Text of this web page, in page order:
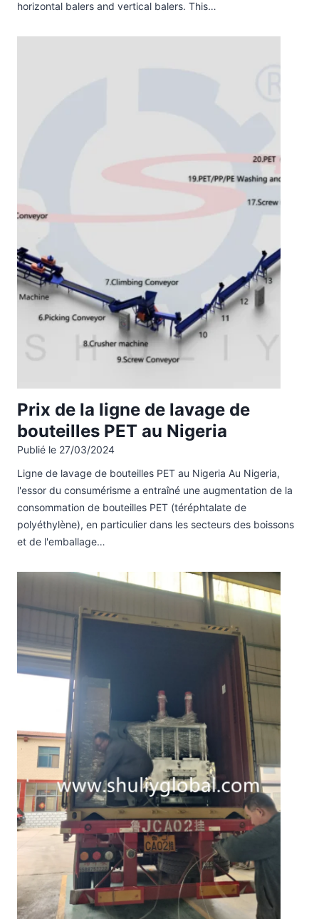
horizontal balers and vertical balers. This…
Prix ​​​​de la ligne de lavage de
bouteilles PET au Nigeria
Publié le 27/03/2024
Ligne de lavage de bouteilles PET au Nigeria Au Nigeria,
l'essor du consumérisme a entraîné une augmentation de la
consommation de bouteilles PET (téréphtalate de
polyéthylène), en particulier dans les secteurs des boissons
et de l'emballage…